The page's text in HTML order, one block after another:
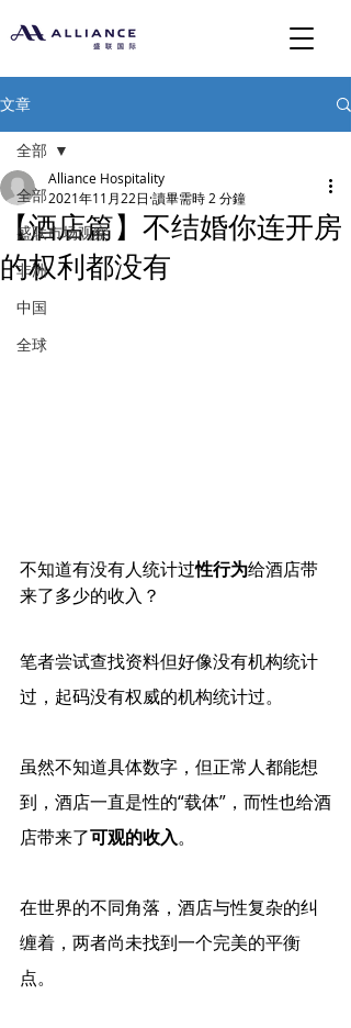
文章
全部
盛联市场观察
非洲
中国
全球
全部
【酒店篇】不结婚你连开房
的权利都没有
Alliance Hospitality
2021年11月22日 讀畢需時 2 分鐘
不知道有没有人统计过性行为给酒店带
来了多少的收入？
笔者尝试查找资料但好像没有机构统计
过，起码没有权威的机构统计过。
虽然不知道具体数字，但正常人都能想
到，酒店一直是性的“载体”，而性也给酒
店带来了可观的收入。
在世界的不同角落，酒店与性复杂的纠
缠着，两者尚未找到一个完美的平衡
点。